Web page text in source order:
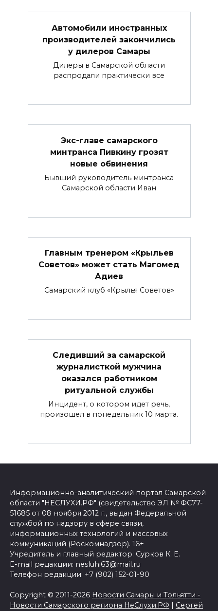
Автомобили иностранных
производителей закончились
у дилеров Самары
Дилеры в Самарской области
распродали практически все
Экс-главе самарского
минтранса Пивкину грозят
новые обвинения
Бывший руководитель минтранса
Самарской области Иван
Главным тренером «Крыльев
Советов» может стать Магомед
Адиев
Самарский клуб «Крылья Советов»
Следивший за самарской
журналисткой мужчина
оказался работником
ритуальной службы
Инцидент, о котором идет речь,
произошел в понедельник 10 марта.
Информационно-аналитический портал Самарской
области "НЕСЛУХИ.РФ" (свидетельство ЭЛ № ФС77-
51685 от 08 ноября 2012 г., выдан Федеральной
службой по надзору в сфере связи,
информационных технологий и массовых
коммуникаций (Роскомнадзор). 16+
Учредитель и главный редактор: Сурков К. Е.
E-mail редакции: nesluhi63@mail.ru
Телефон редакции: +7 (902) 152-01-90
Copyright © 2011-2026 Новости Самары и Тольятти -
Новости Самарского региона НеСлухи.РФ | Сергей